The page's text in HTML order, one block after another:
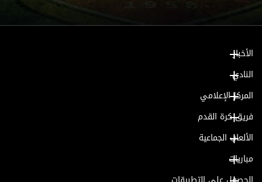
الأخبار
النادي
المركز الإعلامي
فريق كرة القدم
الألعاب الجماعية
مباريات